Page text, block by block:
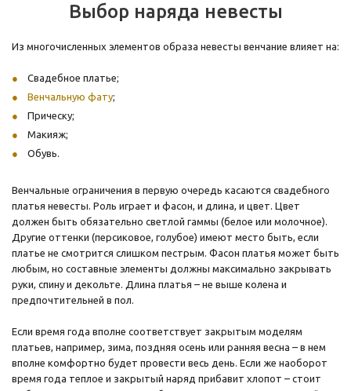
Выбор наряда невесты
Из многочисленных элементов образа невесты венчание влияет на:
Свадебное платье;
Венчальную фату;
Прическу;
Макияж;
Обувь.
Венчальные ограничения в первую очередь касаются свадебного
платья невесты. Роль играет и фасон, и длина, и цвет. Цвет
должен быть обязательно светлой гаммы (белое или молочное).
Другие оттенки (персиковое, голубое) имеют место быть, если
платье не смотрится слишком пестрым. Фасон платья может быть
любым, но составные элементы должны максимально закрывать
руки, спину и декольте. Длина платья – не выше колена и
предпочтительней в пол.
Если время года вполне соответствует закрытым моделям
платьев, например, зима, поздняя осень или ранняя весна – в нем
вполне комфортно будет провести весь день. Если же наоборот
время года теплое и закрытый наряд прибавит хлопот – стоит